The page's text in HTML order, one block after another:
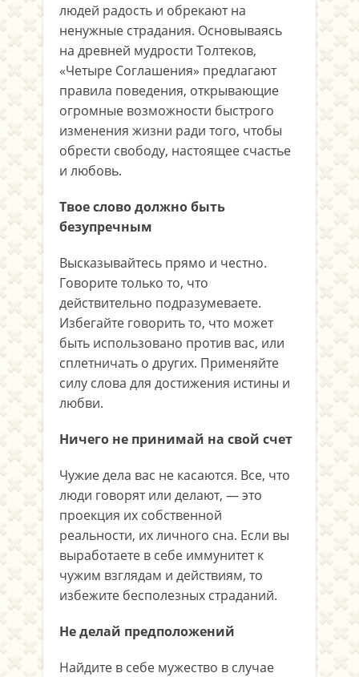
людей радость и обрекают на
ненужные страдания. Основываясь
на древней мудрости Толтеков,
«Четыре Соглашения» предлагают
правила поведения, открывающие
огромные возможности быстрого
изменения жизни ради того, чтобы
обрести свободу, настоящее счастье
и любовь.
Твое слово должно быть
безупречным
Высказывайтесь прямо и честно.
Говорите только то, что
действительно подразумеваете.
Избегайте говорить то, что может
быть использовано против вас, или
сплетничать о других. Применяйте
силу слова для достижения истины и
любви.
Ничего не принимай на свой счет
Чужие дела вас не касаются. Все, что
люди говорят или делают, — это
проекция их собственной
реальности, их личного сна. Если вы
выработаете в себе иммунитет к
чужим взглядам и действиям, то
избежите бесполезных страданий.
Не делай предположений
Найдите в себе мужество в случае